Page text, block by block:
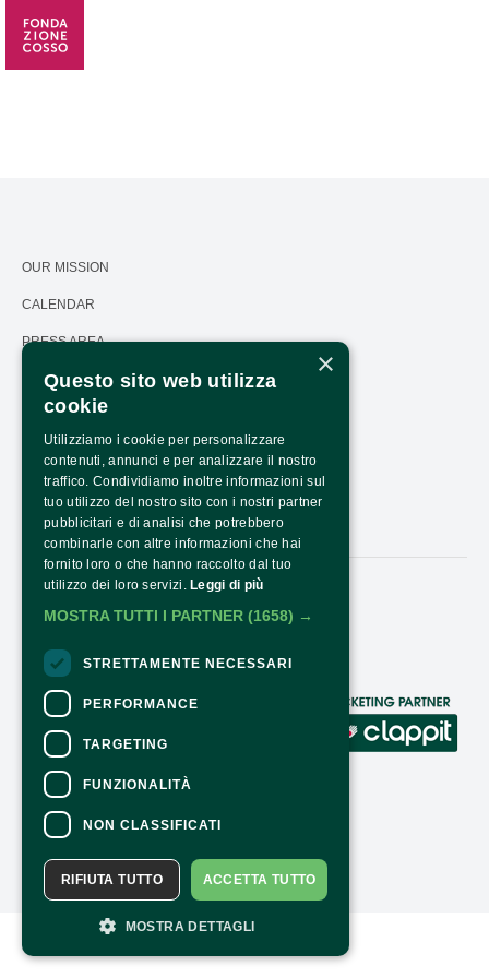
OUR MISSION
CALENDAR
PRESS AREA
TRANSPARENCY
PNRR TRANSPARENCY - NEXTGENERATIONEU
HOW TO ARRIVE
OPENING HOURS AND COSTS
CONTACTS
CONTACTS
For information and support in purchasing
ticketsClick here
For information on the program and the
event, contact the organizer.
Accessibility statement
×
Questo sito web utilizza
cookie
Utilizziamo i cookie per personalizzare
contenuti, annunci e per analizzare il nostro
traffico. Condividiamo inoltre informazioni sul
tuo utilizzo del nostro sito con i nostri partner
pubblicitari e di analisi che potrebbero
combinarle con altre informazioni che hai
fornito loro o che hanno raccolto dal tuo
utilizzo dei loro servizi. Leggi di più
MOSTRA TUTTI I PARTNER (1658) →
STRETTAMENTE NECESSARI
PERFORMANCE
TARGETING
FUNZIONALITÀ
NON CLASSIFICATI
ACCETTA TUTTO
RIFIUTA TUTTO
MOSTRA DETTAGLI